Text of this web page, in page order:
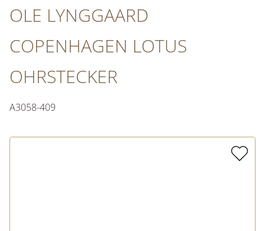
OLE LYNGGAARD
COPENHAGEN LOTUS
OHRSTECKER
A3058-409